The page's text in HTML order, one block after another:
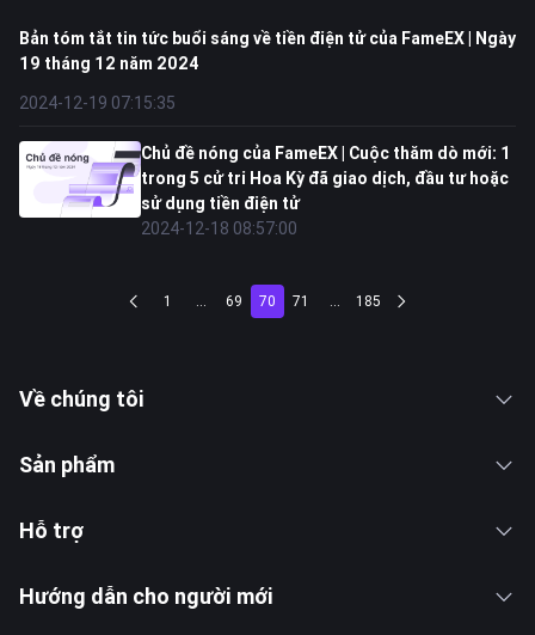
Bản tóm tắt tin tức buổi sáng về tiền điện tử của FameEX | Ngày
19 tháng 12 năm 2024
2024-12-19 07:15:35
Chủ đề nóng của FameEX | Cuộc thăm dò mới: 1
trong 5 cử tri Hoa Kỳ đã giao dịch, đầu tư hoặc
sử dụng tiền điện tử
2024-12-18 08:57:00
1 ... 69 70 71 ... 185
Về chúng tôi
Sản phẩm
Hỗ trợ
Hướng dẫn cho người mới